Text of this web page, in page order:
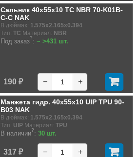
Сальник 40x55x10 TC NBR 70-K01B-
C-C NAK
В дюймах: 1.575x2.165x0.394
Тип: TC Материал: NBR
Под заказ?: ~ >431 шт.
190 ₽ − +
Манжета гидр. 40x55x10 UIP TPU 90-
B03 NAK
В дюймах: 1.575x2.165x0.394
Тип: UIP Материал: TPU
В наличии?: 30 шт.
317 ₽ − +